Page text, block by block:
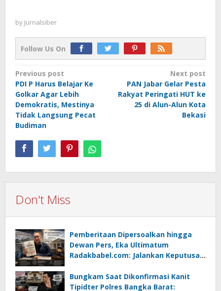
by Jurnalsiber
Follow Us On
Post
navigation
Previous post
PDI P Harus Belajar Ke
Golkar Agar Lebih
Demokratis, Mestinya
Tidak Langsung Pecat
Budiman
Next post
PAN Jabar Gelar Pesta
Rakyat Peringati HUT ke
25 di Alun-Alun Kota
Bekasi
Don't Miss
Pemberitaan Dipersoalkan hingga
Dewan Pers, Eka Ultimatum
Radakbabel.com: Jalankan Keputusan
Bungkam Saat Dikonfirmasi Kanit
Tipidter Polres Bangka Barat: